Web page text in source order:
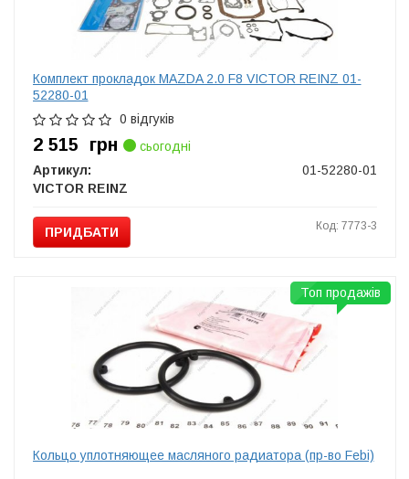
Комплект прокладок MAZDA 2.0 F8 VICTOR REINZ 01-
52280-01
0 відгуків
2 515 грн
сьогодні
Артикул:
01-52280-01
VICTOR REINZ
ПРИДБАТИ Код: 7773-3
Кольцо уплотняющее масляного радиатора (пр-во Febi)
Топ продажів